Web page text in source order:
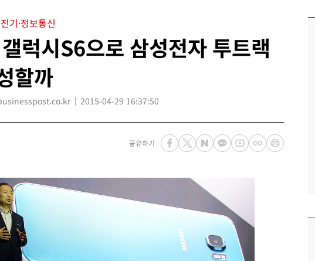
기·정보통신
럭시S6으로 삼성전자 투트랙
할까
2015-04-29 16:37:50
공유하기